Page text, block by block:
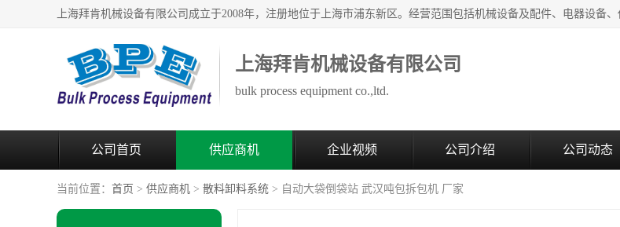
上海拜肯机械设备有限公司
bulk process equipment co.,ltd.
公司首页 供应商机 企业视频 公司介绍 公司动态
当前位置： 首页 > 供应商机 > 散料卸料系统 > 自动大袋倒袋站 武汉吨包拆包机 厂家